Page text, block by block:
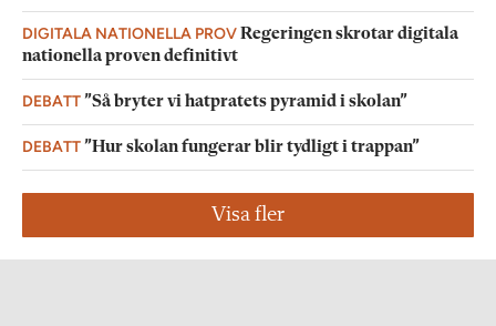
DIGITALA NATIONELLA PROVRegeringen skrotar digitala
nationella proven definitivt
DEBATT”Så bryter vi hatpratets pyramid i skolan”
DEBATT”Hur skolan fungerar blir tydligt i trappan”
Visa fler